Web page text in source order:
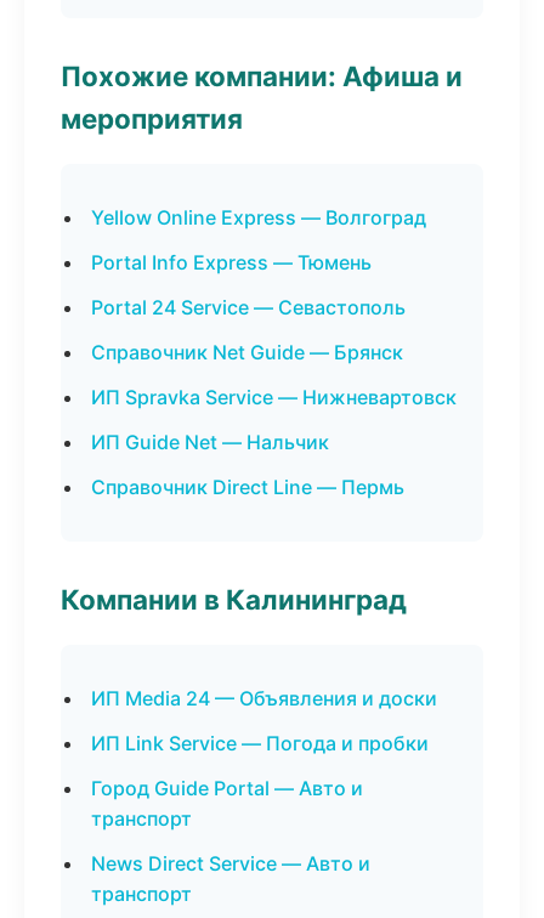
Похожие компании: Афиша и
мероприятия
Yellow Online Express — Волгоград
Portal Info Express — Тюмень
Portal 24 Service — Севастополь
Справочник Net Guide — Брянск
ИП Spravka Service — Нижневартовск
ИП Guide Net — Нальчик
Справочник Direct Line — Пермь
Компании в Калининград
ИП Media 24 — Объявления и доски
ИП Link Service — Погода и пробки
Город Guide Portal — Авто и
транспорт
News Direct Service — Авто и
транспорт